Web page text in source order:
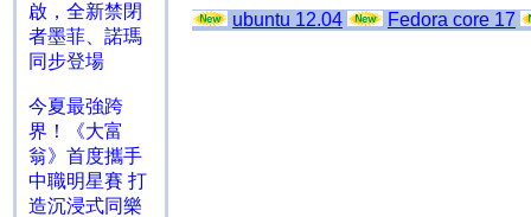
啟，全新禁閉
者墨菲、諾瑪
同步登場
今夏最強跨
界！《大富
翁》首度攜手
中職明星賽 打
造沉浸式同樂
ubuntu 12.04 Fedora core 17